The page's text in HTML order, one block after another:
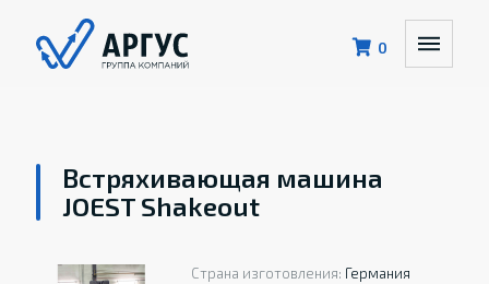
0
Встряхивающая машина
JOEST Shakeout
Страна изготовления: Германия